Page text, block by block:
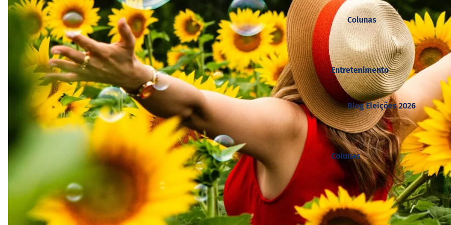
Colunas
Blog Eleições 2026
Entretenimento
Colunas